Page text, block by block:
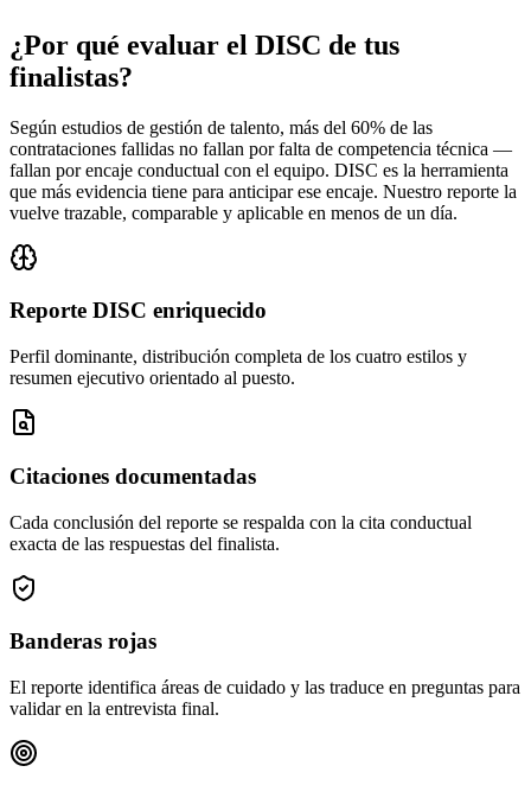
¿Por qué evaluar el DISC de tus
finalistas?
Según estudios de gestión de talento, más del 60% de las
contrataciones fallidas no fallan por falta de competencia técnica —
fallan por encaje conductual con el equipo. DISC es la herramienta
que más evidencia tiene para anticipar ese encaje. Nuestro reporte la
vuelve trazable, comparable y aplicable en menos de un día.
Reporte DISC enriquecido
Perfil dominante, distribución completa de los cuatro estilos y
resumen ejecutivo orientado al puesto.
Citaciones documentadas
Cada conclusión del reporte se respalda con la cita conductual
exacta de las respuestas del finalista.
Banderas rojas
El reporte identifica áreas de cuidado y las traduce en preguntas para
validar en la entrevista final.